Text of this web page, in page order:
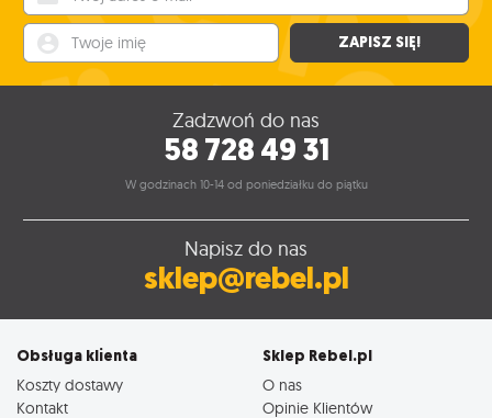
69,95 zł
ZAPISZ SIĘ!
Zadzwoń do nas
58 728 49 31
W godzinach 10-14 od poniedziałku do piątku
Napisz do nas
sklep@rebel.pl
Obsługa klienta
Koszty dostawy
Kontakt
Sklep Rebel.pl
O nas
Opinie Klientów